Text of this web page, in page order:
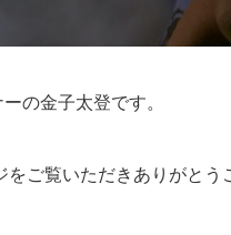
の金子太登です。
ご覧いただきありがとう